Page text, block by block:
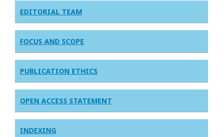
EDITORIAL TEAM
FOCUS AND SCOPE
PUBLICATION ETHICS
OPEN ACCESS STATEMENT
INDEXING